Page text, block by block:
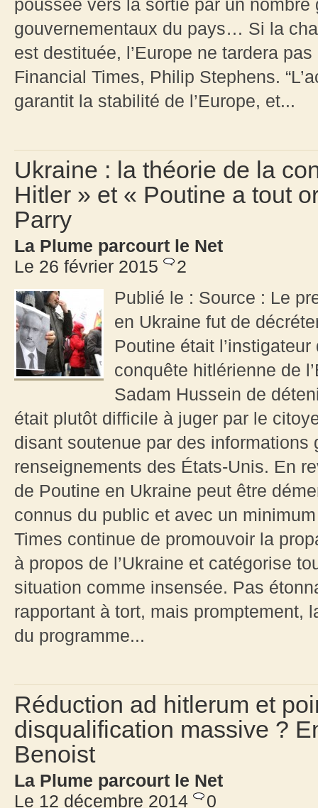
poussée vers la sortie par un
gouvernementaux du pays… Si la
est destituée, l’Europe ne tardera
Financial Times, Philip Stephens.
garantit la stabilité de l’Europe, et...
Ukraine : la théorie de la
Hitler » et « Poutine a tout
Parry
La Plume parcourt le Net
Le 26 février 2015
2
Publié le : Source : Le
en Ukraine fut de
Poutine était
conquête hitlérienne de
Sadam Hussein de
était plutôt difficile à juger par le
disant soutenue par des
renseignements des États-Unis. En
de Poutine en Ukraine peut être
connus du public et avec un
Times continue de promouvoir la
à propos de l’Ukraine et catégorise
situation comme insensée. Pas
rapportant à tort, mais promptement,
du programme...
Réduction ad hitlerum et
disqualification massive ?
Benoist
La Plume parcourt le Net
Le 12 décembre 2014
0